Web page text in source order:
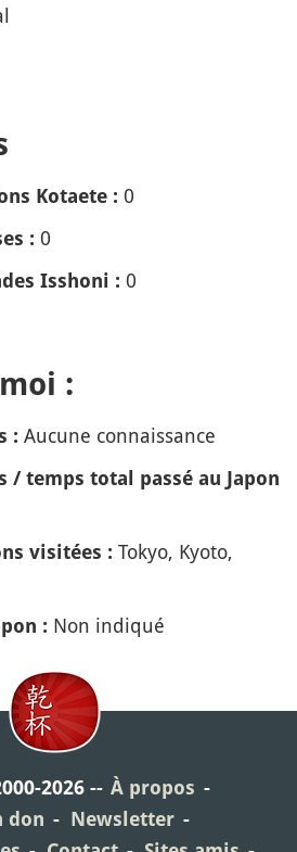
Kotaete : 0
: 0
Isshoni : 0
:
: Aucune connaissance
/ temps total passé au Japon
visitées : Tokyo, Kyoto,
: Non indiqué
2026
À propos
don
Newsletter